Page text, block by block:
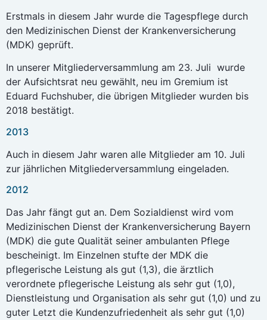
Erstmals in diesem Jahr wurde die Tagespflege durch
den Medizinischen Dienst der Krankenversicherung
(MDK) geprüft.
In unserer Mitgliederversammlung am 23. Juli wurde
der Aufsichtsrat neu gewählt, neu im Gremium ist
Eduard Fuchshuber, die übrigen Mitglieder wurden bis
2018 bestätigt.
2013
Auch in diesem Jahr waren alle Mitglieder am 10. Juli
zur jährlichen Mitgliederversammlung eingeladen.
2012
Das Jahr fängt gut an. Dem Sozialdienst wird vom
Medizinischen Dienst der Krankenversicherung Bayern
(MDK) die gute Qualität seiner ambulanten Pflege
bescheinigt. Im Einzelnen stufte der MDK die
pflegerische Leistung als gut (1,3), die ärztlich
verordnete pflegerische Leistung als sehr gut (1,0),
Dienstleistung und Organisation als sehr gut (1,0) und zu
guter Letzt die Kundenzufriedenheit als sehr gut (1,0)